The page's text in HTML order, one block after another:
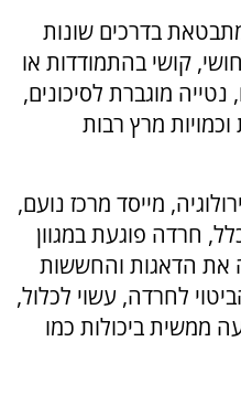
בדרכים שונות
חושי, קושי בהתמודדות או
מוגברת לסיכונים,
מרץ רבות
מייסד מרכז נועם,
עם ערוץ 7: "ככלל, חרדה פוגעת במגוון
את הדאגות והחששות
לחרדה, עשוי לכלול,
ממשית ביכולות כמו